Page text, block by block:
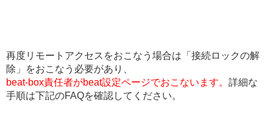
再度リモートアクセスをおこなう場合は「接続ロックの解
除」をおこなう必要があり、
beat-box責任者がbeat設定ページでおこないます。 詳細な
手順は下記のFAQを確認してください。